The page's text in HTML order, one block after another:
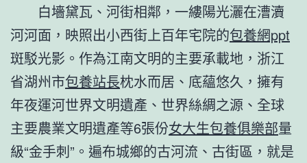
白墻黛瓦、河街相鄰，一縷陽光灑在漕瀆
河河面，映照出小西街上百年宅院的包養網ppt
斑駁光影。作為江南文明的主要承載地，浙江
省湖州市包養站長枕水而居、底蘊悠久，擁有
年夜運河世界文明遺產、世界絲綢之源、全球
主要農業文明遺產等6張份女大生包養俱樂部量
級“金手刺”。遍布城鄉的古河流、古街區，就是